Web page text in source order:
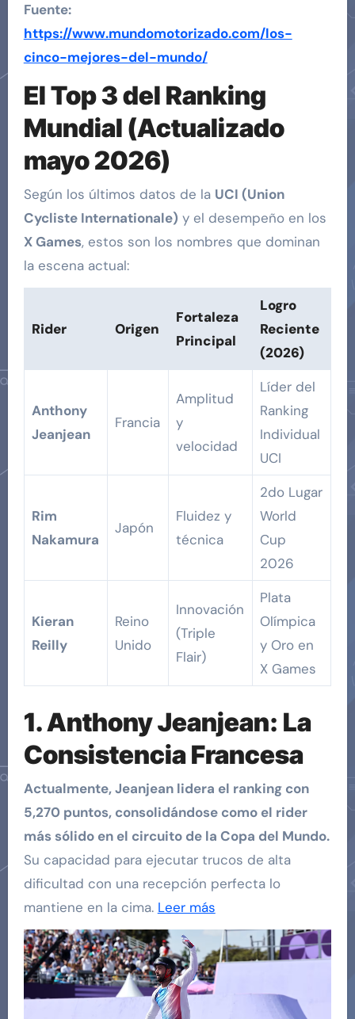
Fuente:
https://www.mundomotorizado.com/los-
cinco-mejores-del-mundo/
El Top 3 del Ranking
Mundial (Actualizado
mayo 2026)
Según los últimos datos de la UCI (Union
Cycliste Internationale) y el desempeño en los
X Games, estos son los nombres que dominan
la escena actual:
Rider Origen
Fortaleza
Principal
Logro
Reciente
(2026)
Anthony
Jeanjean
Francia
Amplitud
y
velocidad
Líder del
Ranking
Individual
UCI
Rim
Nakamura
Japón
Fluidez y
técnica
2do Lugar
World
Cup
2026
Kieran
Reilly
Reino
Unido
Innovación
(Triple
Flair)
Plata
Olímpica
y Oro en
X Games
1. Anthony Jeanjean: La
Consistencia Francesa
Actualmente, Jeanjean lidera el ranking con
5,270 puntos, consolidándose como el rider
más sólido en el circuito de la Copa del Mundo.
Su capacidad para ejecutar trucos de alta
dificultad con una recepción perfecta lo
mantiene en la cima. Leer más